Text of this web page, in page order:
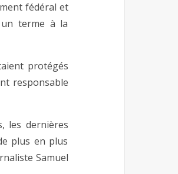
fédéral et
terme à la
protégés
responsable
les dernières
plus en plus
Samuel